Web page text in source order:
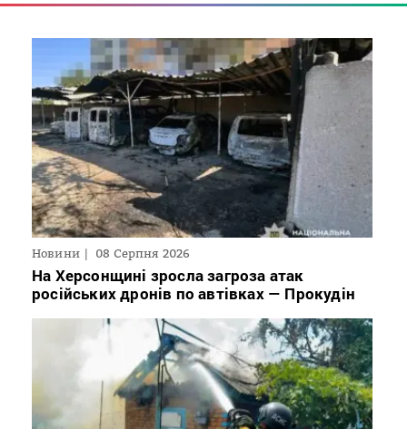
Новини 08 Серпня 2026
На Херсонщині зросла загроза атак
російських дронів по автівках — Прокудін